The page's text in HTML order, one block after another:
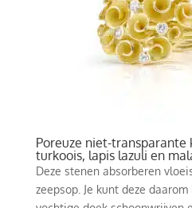
Poreuze niet-transparante
turkoois, lapis lazuli en
Deze stenen absorberen
zeepsop. Je kunt deze